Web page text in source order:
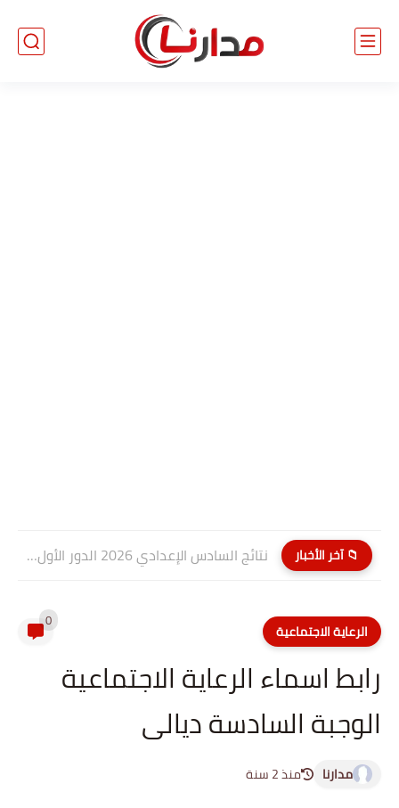
📁 آخر الأخبار نتائج السادس الإعدادي 2026 الدور الأول PDF كربلاء المقدسة| موقع...
الرعاية الاجتماعية 0
رابط اسماء الرعاية الاجتماعية
الوجبة السادسة ديالى
مدارنا منذ 2 سنة